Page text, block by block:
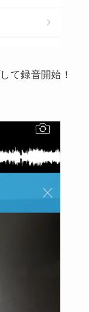
て録音開始！